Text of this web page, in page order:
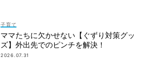
子育て
ママたちに欠かせない【ぐずり対策グッ
ズ】外出先でのピンチを解決！
2026.07.31